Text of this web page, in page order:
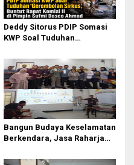
Deddy Sitorus PDIP Somasi
KWP Soal Tuduhan
Rapat Komisi II Dipimpin
Sufmi Dasco Ahmad
Bangun Budaya Keselamatan
Berkendara, Jasa Raharja
Pasifik Medan Industri